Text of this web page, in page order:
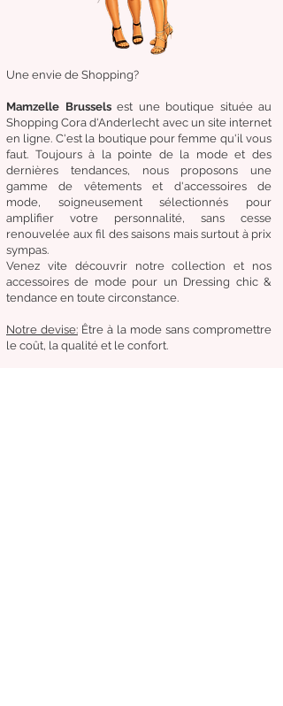
Une envie de Shopping?
Mamzelle Brussels est une boutique située au
Shopping Cora d'Anderlecht avec un site internet
en ligne. C'est la boutique pour femme qu'il vous
faut. Toujours à la pointe de la mode et des
dernières tendances, nous proposons une
gamme de vêtementset d'accessoires de
mode,
soigneusementsélectionnés pour
amplifier votre personnalité, sans cesse
renouvelée aux fil des saisons mais surtout à prix
sympas.
Venez vite découvrirnotre collection et nos
accessoires de mode pour un Dressing chic &
tendance en toute circonstance.
Notre devise: Être à la mode sans compromettre
le coût, la qualité et le confort.